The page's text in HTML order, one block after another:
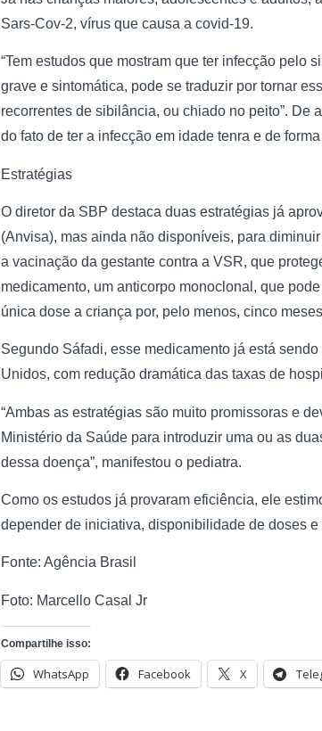
Sars-Cov-2, vírus que causa a covid-19.
“Tem estudos que mostram que ter infecção pelo
grave e sintomática, pode se traduzir por tornar
recorrentes de sibilância, ou chiado no peito”. De
do fato de ter a infecção em idade tenra e de
Estratégias
O diretor da SBP destaca duas estratégias já
(Anvisa), mas ainda não disponíveis, para
a vacinação da gestante contra a VSR, que
medicamento, um anticorpo monoclonal, que
única dose a criança por, pelo menos, cinco
Segundo Sáfadi, esse medicamento já está
Unidos, com redução dramática das taxas de
“Ambas as estratégias são muito promissoras e
Ministério da Saúde para introduzir uma ou as
dessa doença”, manifestou o pediatra.
Como os estudos já provaram eficiência, ele
depender de iniciativa, disponibilidade de doses
Fonte: Agência Brasil
Foto: Marcello Casal Jr
Compartilhe isso:
WhatsApp Facebook X